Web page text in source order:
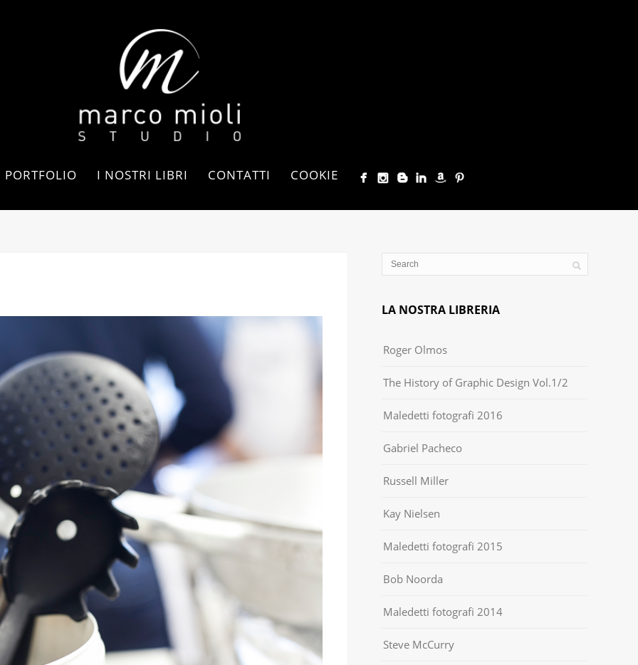
PORTFOLIO I NOSTRI LIBRI CONTATTI COOKIE
LA NOSTRA LIBRERIA
Roger Olmos
The History of Graphic Design Vol.1/2
Maledetti fotografi 2016
Gabriel Pacheco
Russell Miller
Kay Nielsen
Maledetti fotografi 2015
Bob Noorda
Maledetti fotografi 2014
Steve McCurry